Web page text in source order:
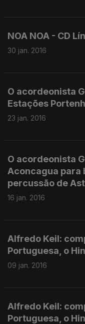
NOA NOA - CD
30 jan. 2016
O acordeonista
Estações
23 jan. 2016
O acordeonista
Aconcagua para
percussão de
16 jan. 2016
Alfredo Keil:
Portuguesa, o
09 jan. 2016
Alfredo Keil:
Portuguesa, o